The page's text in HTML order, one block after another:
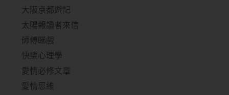
大阪京都遊記
太陽報讀者來信
師傅睇戲
快樂心理學
愛情必修文章
愛情思維